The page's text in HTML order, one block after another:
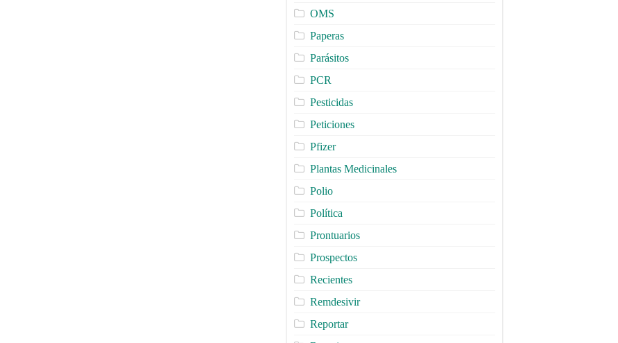
OMS
Paperas
Parásitos
PCR
Pesticidas
Peticiones
Pfizer
Plantas Medicinales
Polio
Política
Prontuarios
Prospectos
Recientes
Remdesivir
Reportar